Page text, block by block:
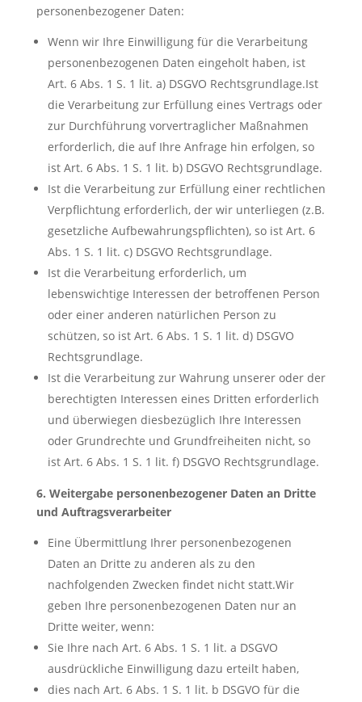
personenbezogener Daten:
Wenn wir Ihre Einwilligung für die Verarbeitung
personenbezogenen Daten eingeholt haben, ist
Art. 6 Abs. 1 S. 1 lit. a) DSGVO Rechtsgrundlage.Ist
die Verarbeitung zur Erfüllung eines Vertrags oder
zur Durchführung vorvertraglicher Maßnahmen
erforderlich, die auf Ihre Anfrage hin erfolgen, so
ist Art. 6 Abs. 1 S. 1 lit. b) DSGVO Rechtsgrundlage.
Ist die Verarbeitung zur Erfüllung einer rechtlichen
Verpflichtung erforderlich, der wir unterliegen (z.B.
gesetzliche Aufbewahrungspflichten), so ist Art. 6
Abs. 1 S. 1 lit. c) DSGVO Rechtsgrundlage.
Ist die Verarbeitung erforderlich, um
lebenswichtige Interessen der betroffenen Person
oder einer anderen natürlichen Person zu
schützen, so ist Art. 6 Abs. 1 S. 1 lit. d) DSGVO
Rechtsgrundlage.
Ist die Verarbeitung zur Wahrung unserer oder der
berechtigten Interessen eines Dritten erforderlich
und überwiegen diesbezüglich Ihre Interessen
oder Grundrechte und Grundfreiheiten nicht, so
ist Art. 6 Abs. 1 S. 1 lit. f) DSGVO Rechtsgrundlage.
6. Weitergabe personenbezogener Daten an Dritte
und Auftragsverarbeiter
Eine Übermittlung Ihrer personenbezogenen
Daten an Dritte zu anderen als zu den
nachfolgenden Zwecken findet nicht statt.Wir
geben Ihre personenbezogenen Daten nur an
Dritte weiter, wenn:
Sie Ihre nach Art. 6 Abs. 1 S. 1 lit. a DSGVO
ausdrückliche Einwilligung dazu erteilt haben,
dies nach Art. 6 Abs. 1 S. 1 lit. b DSGVO für die